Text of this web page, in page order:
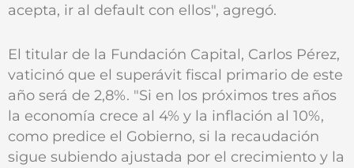
acepta, ir al default con ellos", agregó.
El titular de la Fundación Capital, Carlos Pérez,
vaticinó que el superávit fiscal primario de este
año será de 2,8%. "Si en los próximos tres años
la economía crece al 4% y la inflación al 10%,
como predice el Gobierno, si la recaudación
sigue subiendo ajustada por el crecimiento y la